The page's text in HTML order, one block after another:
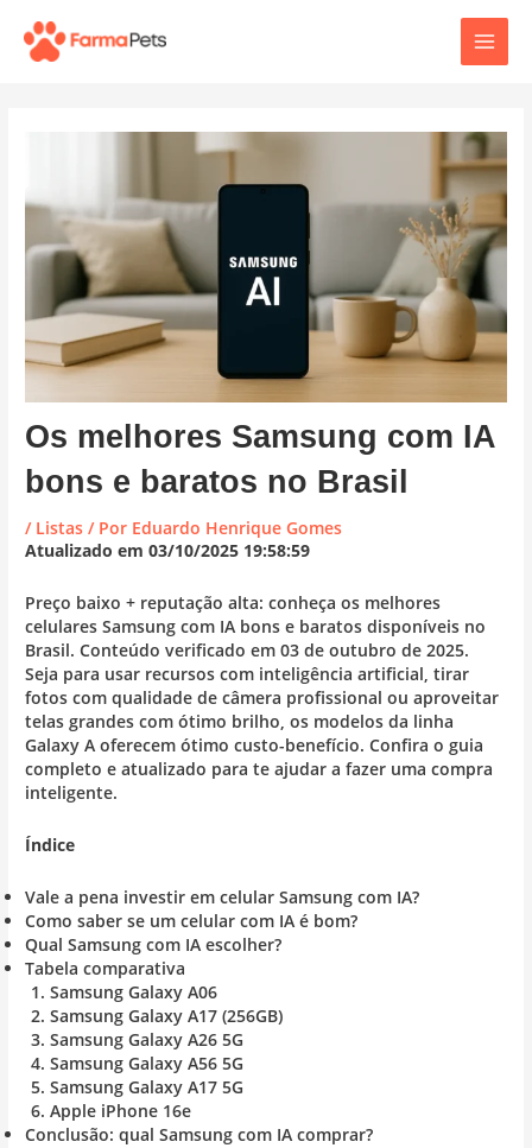
para
Main
Os melhores Samsung com IA
bons e baratos no Brasil
/ Listas / Por Eduardo Henrique Gomes
Atualizado em 03/10/2025 19:58:59
Preço baixo + reputação alta: conheça os melhores
celulares Samsung com IA bons e baratos disponíveis no
Brasil. Conteúdo verificado em 03 de outubro de 2025.
Seja para usar recursos com inteligência artificial, tirar
fotos com qualidade de câmera profissional ou aproveitar
telas grandes com ótimo brilho, os modelos da linha
Galaxy A oferecem ótimo custo-benefício. Confira o guia
completo e atualizado para te ajudar a fazer uma compra
inteligente.
Índice
Vale a pena investir em celular Samsung com IA?
Como saber se um celular com IA é bom?
Qual Samsung com IA escolher?
Tabela comparativa
Samsung Galaxy A06
Samsung Galaxy A17 (256GB)
Samsung Galaxy A26 5G
Samsung Galaxy A56 5G
Samsung Galaxy A17 5G
Apple iPhone 16e
Conclusão: qual Samsung com IA comprar?
navigation